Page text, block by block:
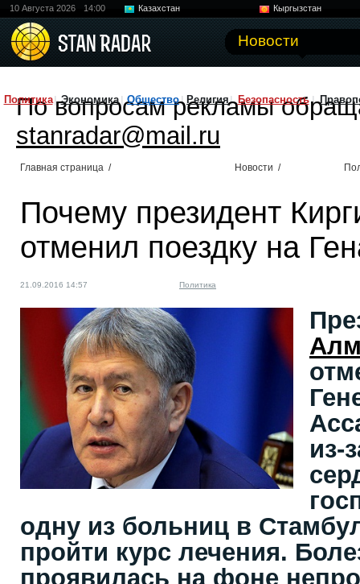
10 Августа 2026 14:00 Казахстан
Кыргызстан
Новости
Политика Экономика Общество Религия Безопасность
По вопросам рекламы
stanradar@mail.ru
Главная страница / Новости /
Почему президент
отменил поездку на
21.09.2016 14:57 Политика
из-
одну из больниц в
пройти курс лечения.
проявилась на фоне